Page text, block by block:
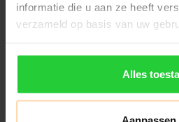
informatie die u aan ze heeft
verzameld op basis van uw
Alles
Aanpassen
De Babolat Technical Viper
3.0 is een padelracket voor